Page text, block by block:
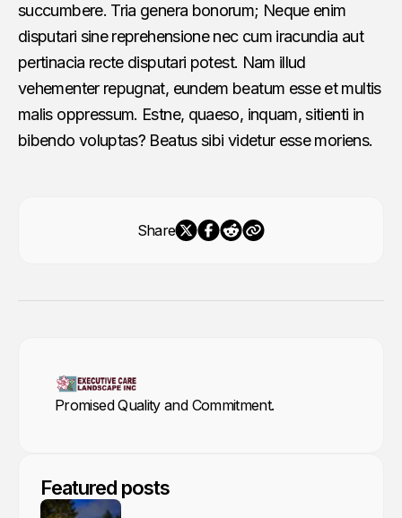
succumbere. Tria genera bonorum; Neque enim
disputari sine reprehensione nec cum iracundia aut
pertinacia recte disputari potest. Nam illud
vehementer repugnat, eundem beatum esse et multis
malis oppressum. Estne, quaeso, inquam, sitienti in
bibendo voluptas? Beatus sibi videtur esse moriens.
Share
Promised Quality and Commitment.
Featured posts